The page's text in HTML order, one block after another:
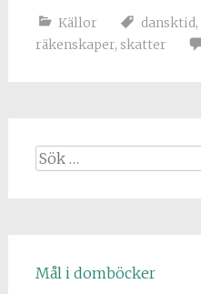
Källor dansktid,
räkenskaper, skatter
Sök
Mål i domböcker